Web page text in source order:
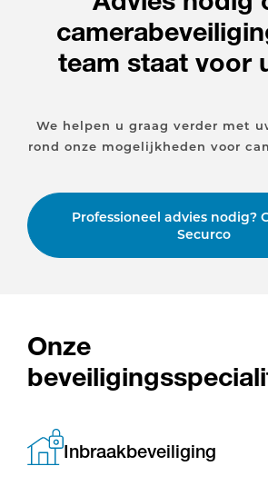
team staat voor
We helpen u graag verder met
rond onze mogelijkheden voor
Professioneel advies nodig?
Securco
Onze
Inbraakbeveiliging